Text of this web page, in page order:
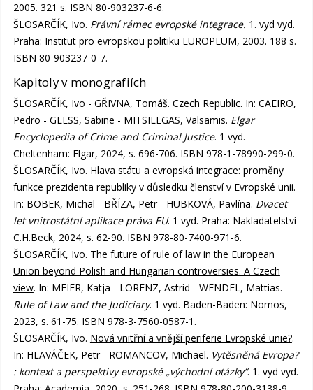
2005. 321 s. ISBN 80-903237-6-6.
ŠLOSARČÍK, Ivo. Právní rámec evropské integrace. 1. vyd vyd.
Praha: Institut pro evropskou politiku EUROPEUM, 2003. 188 s.
ISBN 80-903237-0-7.
Kapitoly v monografiích
ŠLOSARČÍK, Ivo - GŘIVNA, Tomáš. Czech Republic. In: CAEIRO,
Pedro - GLESS, Sabine - MITSILEGAS, Valsamis. Elgar
Encyclopedia of Crime and Criminal Justice. 1 vyd.
Cheltenham: Elgar, 2024, s. 696-706. ISBN 978-1-78990-299-0.
ŠLOSARČÍK, Ivo. Hlava státu a evropská integrace: proměny
funkce prezidenta republiky v důsledku členství v Evropské unii.
In: BOBEK, Michal - BŘÍZA, Petr - HUBKOVÁ, Pavlína. Dvacet
let vnitrostátní aplikace práva EU. 1 vyd. Praha: Nakladatelství
C.H.Beck, 2024, s. 62-90. ISBN 978-80-7400-971-6.
ŠLOSARČÍK, Ivo. The future of rule of law in the European
Union beyond Polish and Hungarian controversies. A Czech
view. In: MEIER, Katja - LORENZ, Astrid - WENDEL, Mattias.
Rule of Law and the Judiciary. 1 vyd. Baden-Baden: Nomos,
2023, s. 61-75. ISBN 978-3-7560-0587-1.
ŠLOSARČÍK, Ivo. Nová vnitřní a vnější periferie Evropské unie?.
In: HLAVÁČEK, Petr - ROMANCOV, Michael. Vytěsněná Evropa?
: kontext a perspektivy evropské „východní otázky“. 1. vyd vyd.